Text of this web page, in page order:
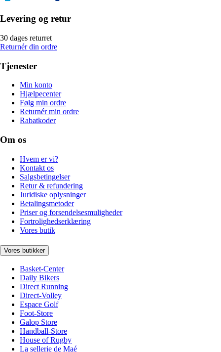
Levering og retur
30 dages returret
Returnér din ordre
Tjenester
Min konto
Hjælpecenter
Følg min ordre
Returnér min ordre
Rabatkoder
Om os
Hvem er vi?
Kontakt os
Salgsbetingelser
Retur & refundering
Juridiske oplysninger
Betalingsmetoder
Priser og forsendelsesmuligheder
Fortrolighedserklæring
Vores butik
Vores butikker
Basket-Center
Daily Bikers
Direct Running
Direct-Volley
Espace Golf
Foot-Store
Galop Store
Handball-Store
House of Rugby
La sellerie de Maé